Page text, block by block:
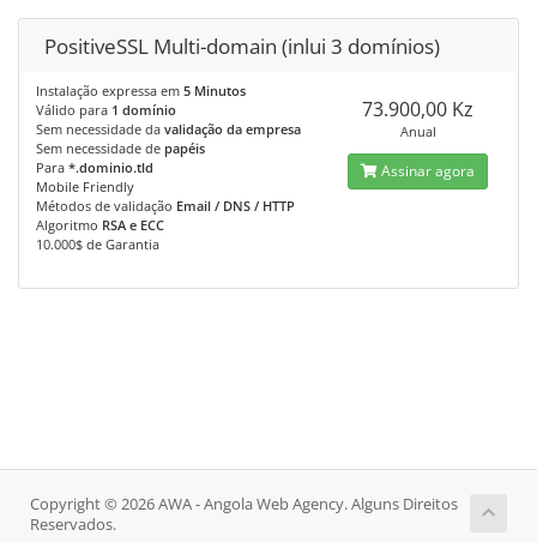
PositiveSSL Multi-domain (inlui 3 domínios)
Instalação expressa em 5 Minutos
Válido para 1 domínio
Sem necessidade da validação da empresa
Sem necessidade de papéis
Para *.dominio.tld
Mobile Friendly
Métodos de validação Email / DNS / HTTP
Algoritmo RSA e ECC
10.000$ de Garantia
73.900,00 Kz
Anual
Assinar agora
Copyright © 2026 AWA - Angola Web Agency. Alguns Direitos
Reservados.